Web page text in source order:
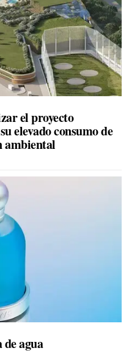
el proyecto
elevado consumo de
ambiental
agua